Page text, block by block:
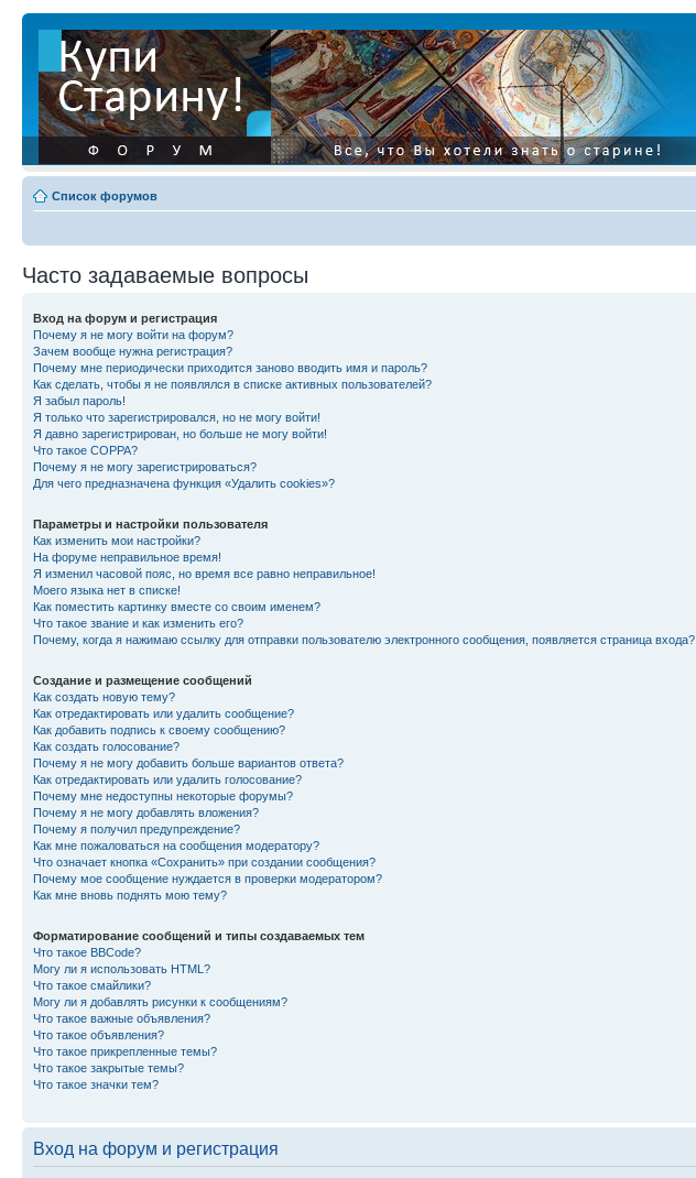
Список форумов
Часто задаваемые вопросы
Вход на форум и регистрация
Почему я не могу войти на форум?
Зачем вообще нужна регистрация?
Почему мне периодически приходится заново вводить имя и пароль?
Как сделать, чтобы я не появлялся в списке активных пользователей?
Я забыл пароль!
Я только что зарегистрировался, но не могу войти!
Я давно зарегистрирован, но больше не могу войти!
Что такое COPPA?
Почему я не могу зарегистрироваться?
Для чего предназначена функция «Удалить cookies»?
Параметры и настройки пользователя
Как изменить мои настройки?
На форуме неправильное время!
Я изменил часовой пояс, но время все равно неправильное!
Моего языка нет в списке!
Как поместить картинку вместе со своим именем?
Что такое звание и как изменить его?
Почему, когда я нажимаю ссылку для отправки пользователю электронного сообщения, появляется страница входа?
Создание и размещение сообщений
Как создать новую тему?
Как отредактировать или удалить сообщение?
Как добавить подпись к своему сообщению?
Как создать голосование?
Почему я не могу добавить больше вариантов ответа?
Как отредактировать или удалить голосование?
Почему мне недоступны некоторые форумы?
Почему я не могу добавлять вложения?
Почему я получил предупреждение?
Как мне пожаловаться на сообщения модератору?
Что означает кнопка «Сохранить» при создании сообщения?
Почему мое сообщение нуждается в проверки модератором?
Как мне вновь поднять мою тему?
Форматирование сообщений и типы создаваемых тем
Что такое BBCode?
Могу ли я использовать HTML?
Что такое смайлики?
Могу ли я добавлять рисунки к сообщениям?
Что такое важные объявления?
Что такое объявления?
Что такое прикрепленные темы?
Что такое закрытые темы?
Что такое значки тем?
Вход на форум и регистрация